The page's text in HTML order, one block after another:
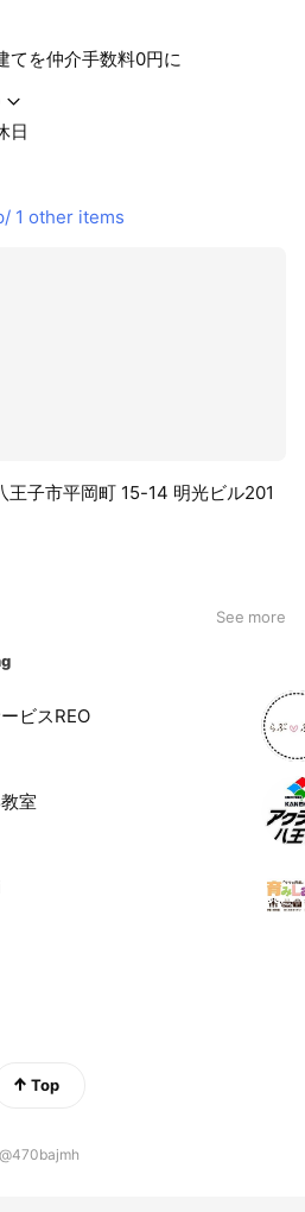
てを仲介手数料0円に
日
1 other items
王子市平岡町 15-14 明光ビル201
See more
ビスREO
室
Top
@470bajmh